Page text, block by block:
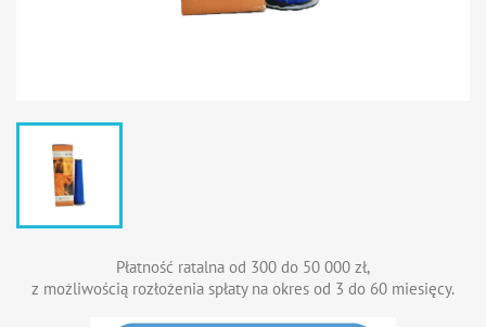
Płatność ratalna od 300 do 50 000 zł,
z możliwością rozłożenia spłaty na okres od 3 do 60 miesięcy.